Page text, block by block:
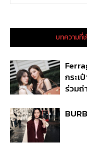
บทความที่
กระเ
ร่วม